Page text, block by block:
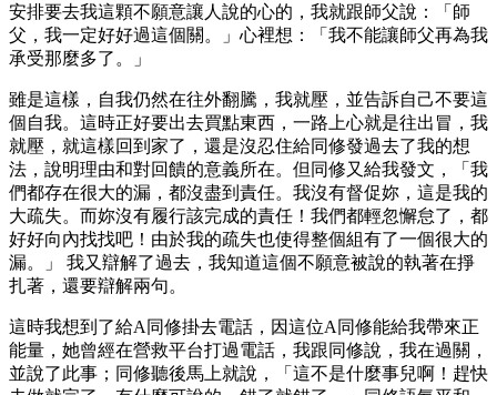
安排要去我這顆不願意讓人說的心的，我就跟師父說：「師
父，我一定好好過這個關。」心裡想：「我不能讓師父再為我
承受那麼多了。」
雖是這樣，自我仍然在往外翻騰，我就壓，並告訴自己不要這
個自我。這時正好要出去買點東西，一路上心就是往出冒，我
就壓，就這樣回到家了，還是沒忍住給同修發過去了我的想
法，說明理由和對回饋的意義所在。但同修又給我發文，「我
們都存在很大的漏，都沒盡到責任。我沒有督促妳，這是我的
大疏失。而妳沒有履行該完成的責任！我們都輕忽懈怠了，都
好好向內找找吧！由於我的疏失也使得整個組有了一個很大的
漏。」 我又辯解了過去，我知道這個不願意被說的執著在掙
扎著，還要辯解兩句。
這時我想到了給A同修掛去電話，因這位A同修能給我帶來正
能量，她曾經在營救平台打過電話，我跟同修說，我在過關，
並說了此事；同修聽後馬上就說，「這不是什麼事兒啊！趕快